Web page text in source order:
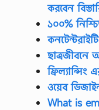
করবেন
১০০%
ছাত্রজীবনে
ওয়েব
What is